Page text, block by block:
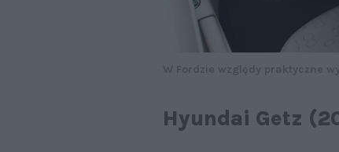
Hyundai Getz